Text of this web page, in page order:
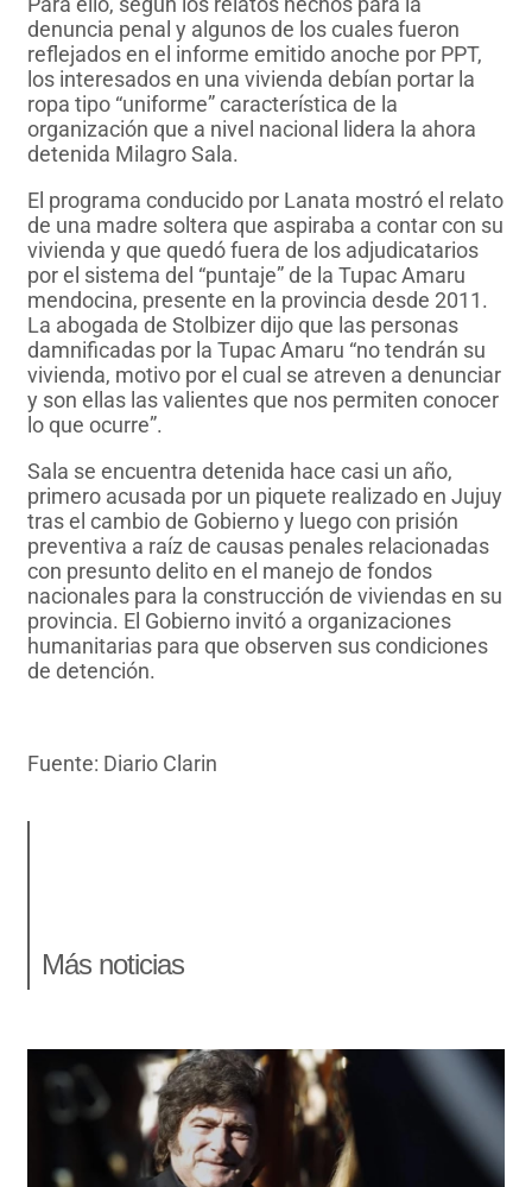
denuncia penal y algunos de los cuales fueron
reflejados en el informe emitido anoche por PPT,
los interesados en una vivienda debían portar la
ropa tipo “uniforme” característica de la
organización que a nivel nacional lidera la ahora
detenida Milagro Sala.
El programa conducido por Lanata mostró el relato
de una madre soltera que aspiraba a contar con su
vivienda y que quedó fuera de los adjudicatarios
por el sistema del “puntaje” de la Tupac Amaru
mendocina, presente en la provincia desde 2011.
La abogada de Stolbizer dijo que las personas
damnificadas por la Tupac Amaru “no tendrán su
vivienda, motivo por el cual se atreven a denunciar
y son ellas las valientes que nos permiten conocer
lo que ocurre”.
Sala se encuentra detenida hace casi un año,
primero acusada por un piquete realizado en Jujuy
tras el cambio de Gobierno y luego con prisión
preventiva a raíz de causas penales relacionadas
con presunto delito en el manejo de fondos
nacionales para la construcción de viviendas en su
provincia. El Gobierno invitó a organizaciones
humanitarias para que observen sus condiciones
de detención.
Fuente: Diario Clarin
Más noticias